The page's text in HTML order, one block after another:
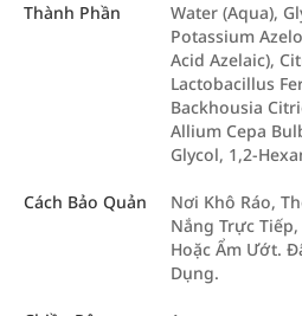
Thành Phần
Water (Aqua),
Potassium
Acid Azelaic),
Lactobacillus
Backhousia
Allium Cepa
Glycol, 1,2-
Cách Bảo Quản
Nơi Khô Ráo,
Nắng Trực
Hoặc Ẩm Ướt.
Dụng.